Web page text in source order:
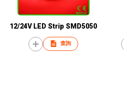
12/24V LED Strip SMD5050
查詢